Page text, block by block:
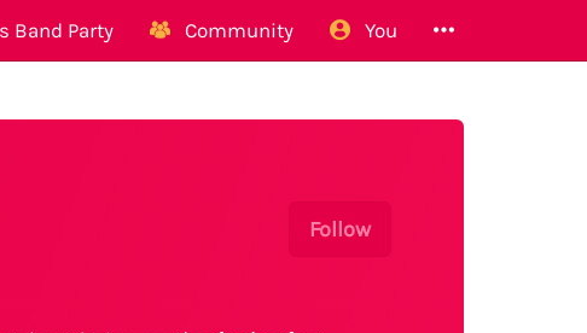
Band Party Community You
Follow